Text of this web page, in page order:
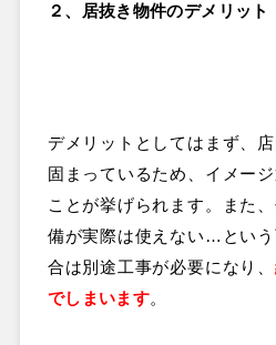
２、居抜き物件のデメリット
デメリットとしてはまず、
固まっているため、イメー
ことが挙げられます。また
備が実際は使えない…とい
合は別途工事が必要になり、
でしまいます。